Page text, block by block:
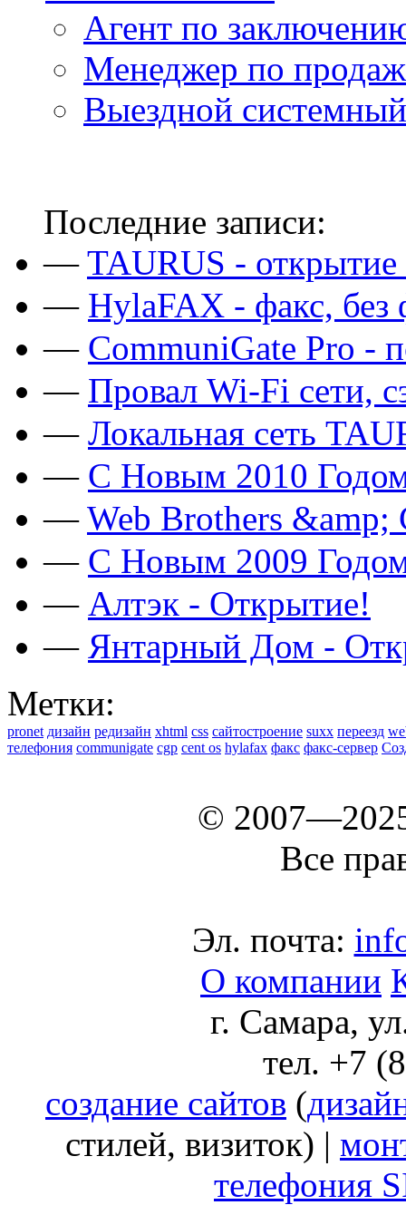
Агент по
Менеджер по
Выездной
Последние записи:
—TAURUS - открытие
— HylaFAX - факс, без
— CommuniGate Pro -
— Провал Wi-Fi сети,
— Локальная сеть
— C Новым 2010
—Web Brothers &amp;
— C Новым 2009
— Алтэк - Открытие!
— Янтарный Дом -
Метки:
pronet дизайн редизайн xhtml css сайтостроение suxx переезд
телефония communigate cgp cent os hylafax факс факс-сервер
©
Все
Эл. почта:
О компании
г. Самара,
тел. +7
создание сайтов (
стилей, визиток) |
телефония